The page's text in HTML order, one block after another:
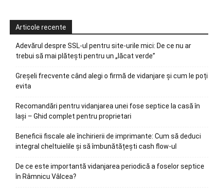
Articole recente
Adevărul despre SSL-ul pentru site-urile mici: De ce nu ar
trebui să mai plătești pentru un „lăcat verde”
Greșeli frecvente când alegi o firmă de vidanjare și cum le poți
evita
Recomandări pentru vidanjarea unei fose septice la casă în
Iași – Ghid complet pentru proprietari
Beneficii fiscale ale închirierii de imprimante: Cum să deduci
integral cheltuielile și să îmbunătățești cash flow-ul
De ce este importantă vidanjarea periodică a foselor septice
în Râmnicu Vâlcea?